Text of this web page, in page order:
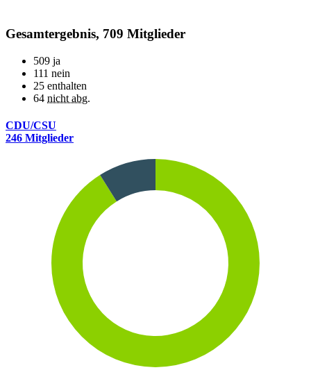
Gesamtergebnis, 709 Mitglieder
509 ja
111 nein
25 enthalten
64 nicht abg.
CDU/CSU
246 Mitglieder